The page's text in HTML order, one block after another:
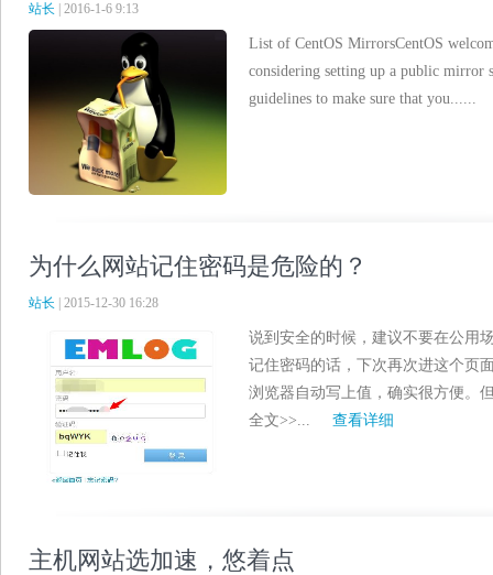
站长 | 2016-1-6 9:13
List of CentOS MirrorsCentOS
considering setting up a public mirror
guidelines to make sure that you......
为什么网站记住密码是危险的？
站长 | 2015-12-30 16:28
说到安全的时候，建议不要在公用
记住密码的话，下次再次进这个页
浏览器自动写上值，确实很方便。
全文>>...
查看详细
主机网站选加速，悠着点